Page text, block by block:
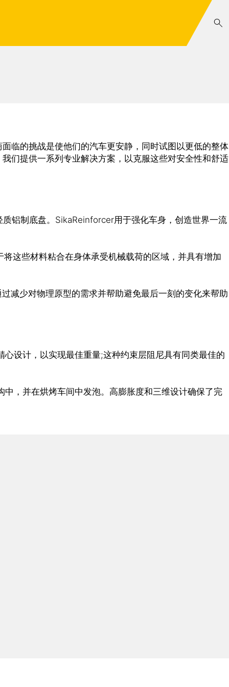
临的挑战是使他们的汽车更安静，同时试图以更低的整体
们提供一系列专业解决方案，以克服这些对安全性和舒适
铝制底盘。SikaReinforcer用于强化车身，创造世界一流
这些材料粘合在身体承受机械载荷的区域，并具有增加
减少对物理原型的需求并帮助避免最后一刻的变化来帮助
设计，以实现最佳重量;这种约束层阻尼具有同类最佳的
，并在烘烤车间中发泡。高膨胀度和三维设计确保了完